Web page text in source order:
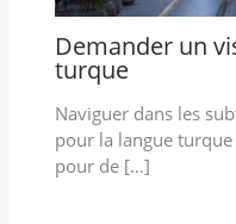
Demander un
turque
Naviguer dans les
pour la langue
pour de […]